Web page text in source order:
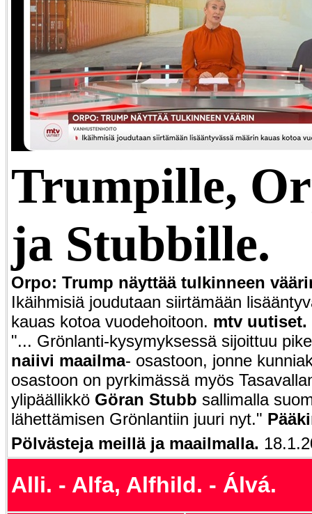
Trumpille,
ja Stubbille.
Orpo: Trump näyttää tulkinneen
Ikäihmisiä joudutaan siirtämään
kauas kotoa vuodehoitoon. mtv uutiset.
"... Grönlanti-kysymyksessä sijoittuu
naiivi maailma- osastoon, jonne
osastoon on pyrkimässä myös
ylipäällikkö Göran Stubb sallimalla
lähettämisen Grönlantiin juuri nyt."
Pölvästeja meillä ja maailmalla.
Alli. - Alfa, Alfhild. - Álvá.